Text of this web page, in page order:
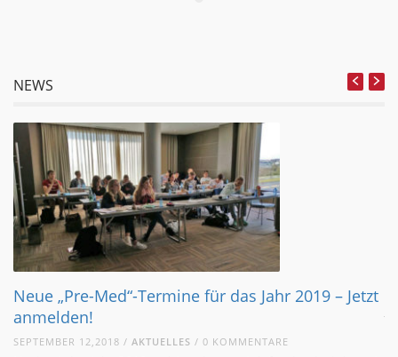
NEWS
Med“-Termine für das Jahr 2019 – Jetzt
12,2018 /AKTUELLES/ 0 KOMMENTARE
in Alicante